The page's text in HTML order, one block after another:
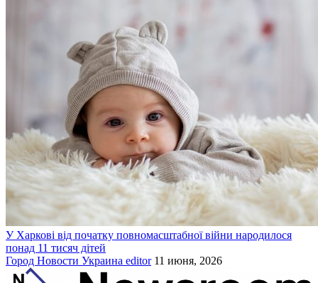
У Харкові від початку повномасштабної війни народилося
понад 11 тисяч дітей
Город Новости Украина editor 11 июня, 2026